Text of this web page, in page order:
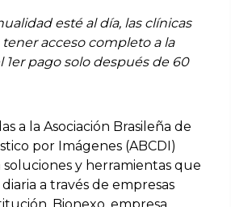
esté al día, las clínicas
acceso completo a la
1er pago solo después de 60
a la Asociación Brasileña de
por Imágenes (ABCDI)
y herramientas que
a través de empresas
Bionexo, empresa